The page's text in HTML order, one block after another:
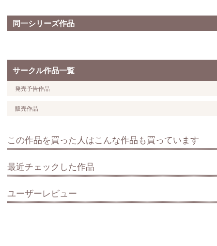
同一シリーズ作品
サークル作品一覧
発売予告作品
販売作品
この作品を買った人はこんな作品も買っています
最近チェックした作品
ユーザーレビュー